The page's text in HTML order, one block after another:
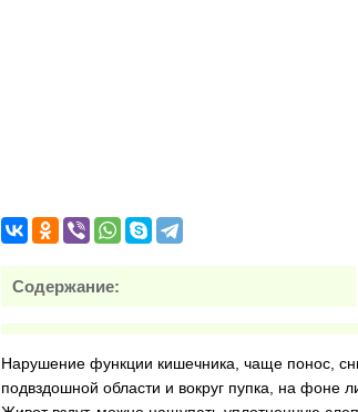
Содержание:
Нарушение функции кишечника, чаще понос,
подвздошной области и вокруг пупка, на фоне